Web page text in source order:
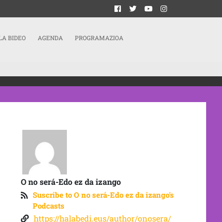
BIDEO AGENDA PROGRAMAZIOA
O no será-Edo ez da izango
Suscribe to O no será-Edo ez da izango's
Podcasts
https://halabedi.eus/author/onosera/